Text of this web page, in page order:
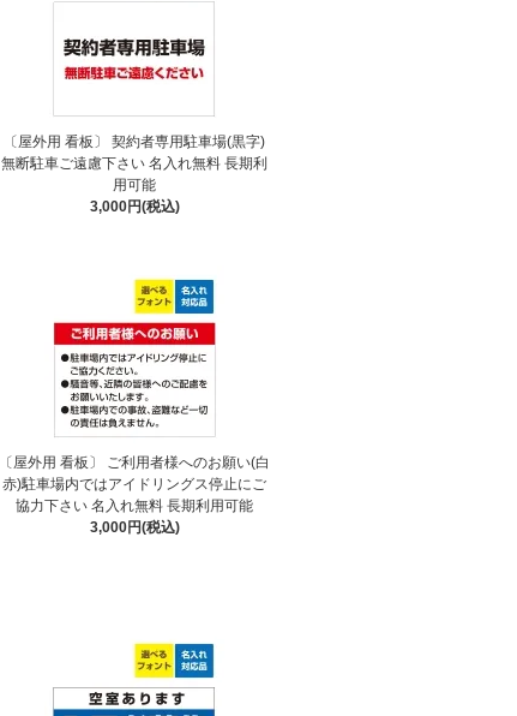
〔屋外用 看板〕 契約者専用駐車場(黒字)
無断駐車ご遠慮下さい 名入れ無料 長期利
用可能
3,000円(税込)
〔屋外用 看板〕 ご利用者様へのお願い(白
赤)駐車場内ではアイドリングス停止にご
協力下さい 名入れ無料 長期利用可能
3,000円(税込)